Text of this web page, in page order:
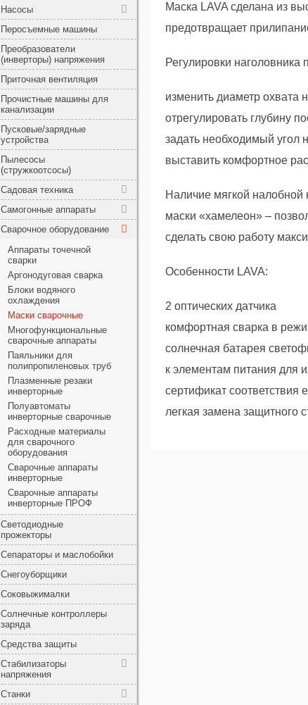
Насосы
Перосъемные машины
Преобразователи
(инверторы) напряжения
Приточная вентиляция
Прочистные машины для
канализации
Пусковые/зарядные
устройства
Пылесосы
(стружкоотсосы)
Садовая техника
Самогонные аппараты
Сварочное оборудование
Аппараты точечной
сварки
Аргонодуговая сварка
Блоки водяного
охлаждения
Маски сварочные
Многофункциональные
сварочные аппараты
Паяльники для
полипропиленовых труб
Плазменные резаки
инверторные
Полуавтоматы
инверторные сварочные
Расходные материалы
для сварочного
оборудования
Сварочные аппараты
инверторные
Сварочные аппараты
инверторные ПРОФ
Светодиодные
прожекторы
Сепараторы и маслобойки
Снегоуборщики
Соковыжималки
Солнечные контроллеры
заряда
Средства защиты
Стабилизаторы
напряжения
Станки
Маска LAVA сделана из
предотвращает
Регулировки наголовника
изменить диаметр охвата
отрегулировать глубину
задать необходимый угол
выставить комфортное
Наличие мягкой налобной
маски «хамелеон» –
сделать свою работу
Особенности LAVA:
2 оптических датчика
комфортная сварка в
солнечная батарея
к элементам питания для
сертификат соответствия
легкая замена защитного